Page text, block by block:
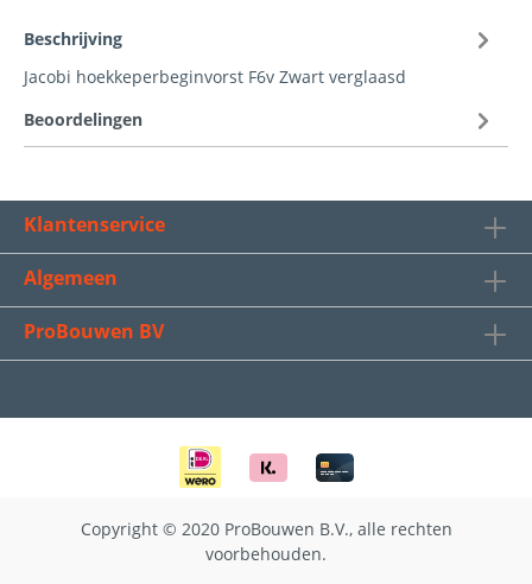
Beschrijving
Jacobi hoekkeperbeginvorst F6v Zwart verglaasd
Beoordelingen
Klantenservice
Algemeen
ProBouwen BV
Copyright © 2020 ProBouwen B.V., alle rechten
voorbehouden.